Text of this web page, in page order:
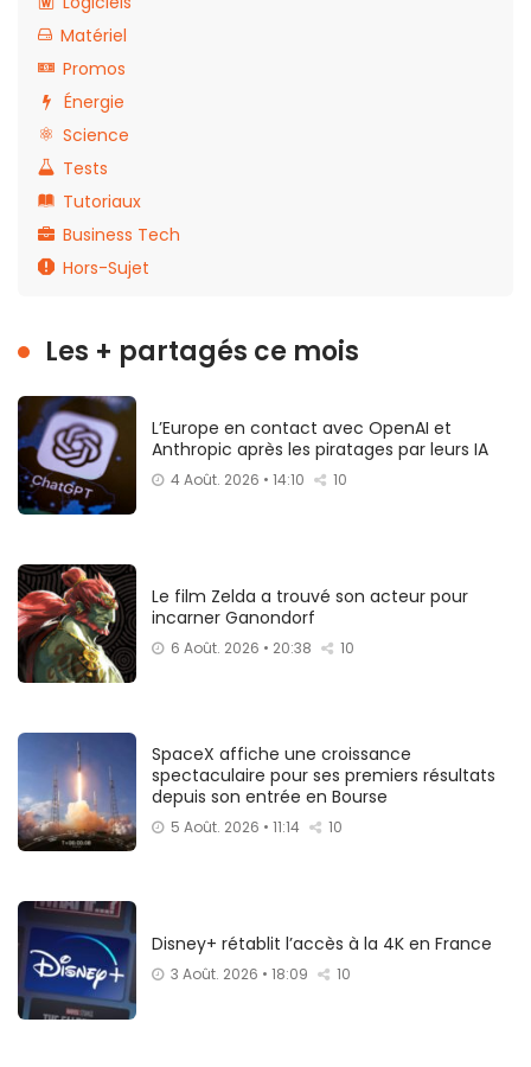
Matériel
Promos
Énergie
Science
Tests
Tutoriaux
Business Tech
Hors-Sujet
Les + partagés ce mois
L’Europe en contact avec OpenAI et
Anthropic après les piratages par leurs IA
4 Août. 2026 • 14:10 10
Le film Zelda a trouvé son acteur pour
incarner Ganondorf
6 Août. 2026 • 20:38 10
SpaceX affiche une croissance
spectaculaire pour ses premiers résultats
depuis son entrée en Bourse
5 Août. 2026 • 11:14 10
Disney+ rétablit l’accès à la 4K en France
3 Août. 2026 • 18:09 10